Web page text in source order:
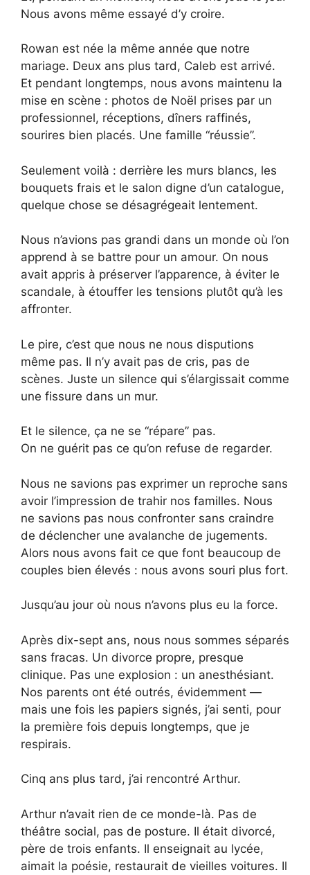
Nous avons même essayé d’y croire.
Rowan est née la même année que notre
mariage. Deux ans plus tard, Caleb est arrivé.
Et pendant longtemps, nous avons maintenu la
mise en scène : photos de Noël prises par un
professionnel, réceptions, dîners raffinés,
sourires bien placés. Une famille “réussie”.
Seulement voilà : derrière les murs blancs, les
bouquets frais et le salon digne d’un catalogue,
quelque chose se désagrégeait lentement.
Nous n’avions pas grandi dans un monde où l’on
apprend à se battre pour un amour. On nous
avait appris à préserver l’apparence, à éviter le
scandale, à étouffer les tensions plutôt qu’à les
affronter.
Le pire, c’est que nous ne nous disputions
même pas. Il n’y avait pas de cris, pas de
scènes. Juste un silence qui s’élargissait comme
une fissure dans un mur.
Et le silence, ça ne se “répare” pas.
On ne guérit pas ce qu’on refuse de regarder.
Nous ne savions pas exprimer un reproche sans
avoir l’impression de trahir nos familles. Nous
ne savions pas nous confronter sans craindre
de déclencher une avalanche de jugements.
Alors nous avons fait ce que font beaucoup de
couples bien élevés : nous avons souri plus fort.
Jusqu’au jour où nous n’avons plus eu la force.
Après dix-sept ans, nous nous sommes séparés
sans fracas. Un divorce propre, presque
clinique. Pas une explosion : un anesthésiant.
Nos parents ont été outrés, évidemment —
mais une fois les papiers signés, j’ai senti, pour
la première fois depuis longtemps, que je
respirais.
Cinq ans plus tard, j’ai rencontré Arthur.
Arthur n’avait rien de ce monde-là. Pas de
théâtre social, pas de posture. Il était divorcé,
père de trois enfants. Il enseignait au lycée,
aimait la poésie, restaurait de vieilles voitures. Il